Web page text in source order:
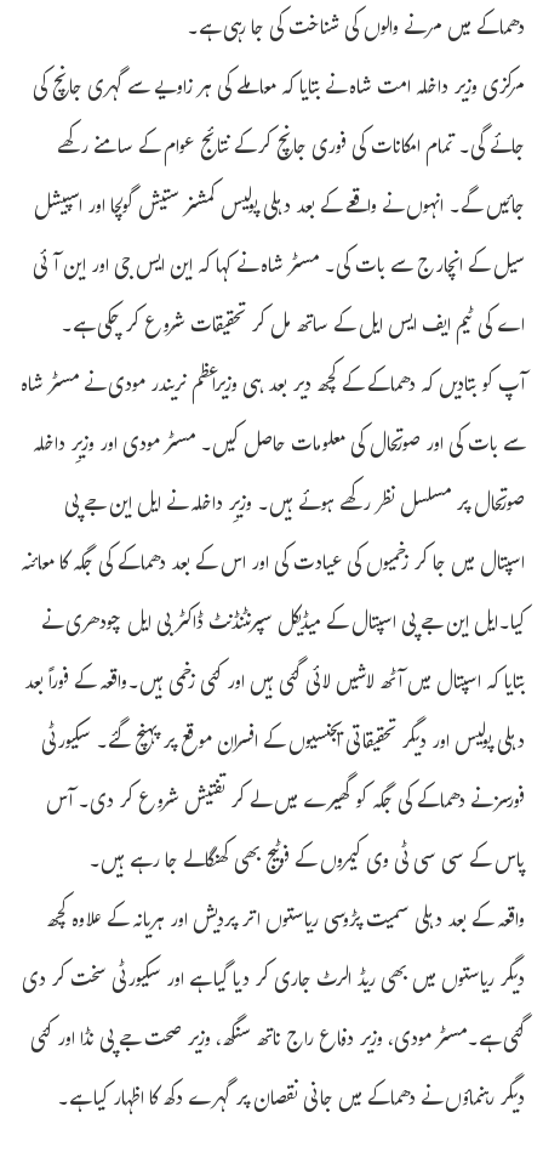
دھماکے میں مرنے والوں کی شناخت کی جا رہی ہے۔
مرکزی وزیر داخلہ امت شاہ نے بتایا کہ معاملے کی ہر زاویے سے گہری جانچ کی
جائے گی۔ تمام امکانات کی فوری جانچ کرکے نتائج عوام کے سامنے رکھے
جائیں گے۔ انہوں نے واقعے کے بعد دہلی پولیس کمشنر ستیش گولچا اور اسپیشل
سیل کے انچارج سے بات کی۔ مسٹر شاہ نے کہا کہ این ایس جی اور این آئی
اے کی ٹیم ایف ایس ایل کے ساتھ مل کر تحقیقات شروع کر چکی ہے۔
آپ کو بتادیں کہ دھماکے کے کچھ دیر بعد ہی وزیراعظم نریندر مودی نے مسٹر شاہ
سے بات کی اور صورتحال کی معلومات حاصل کیں۔ مسٹر مودی اور وزیرِ داخلہ
صورتحال پر مسلسل نظر رکھے ہوئے ہیں۔ وزیرِ داخلہ نے ایل این جے پی
اسپتال میں جا کر زخمیوں کی عیادت کی اور اس کے بعد دھماکے کی جگہ کا معائنہ
کیا۔ایل این جے پی اسپتال کے میڈیکل سپرنٹنڈنٹ ڈاکٹر بی ایل چودھری نے
بتایا کہ اسپتال میں آٹھ لاشیں لائی گئی ہیں اور کئی زخمی ہیں۔واقعہ کے فوراً بعد
دہلی پولیس اور دیگر تحقیقاتی ایجنسیوں کے افسران موقع پر پہنچ گئے۔ سکیورٹی
فورسز نے دھماکے کی جگہ کو گھیرے میں لے کر تفتیش شروع کر دی۔ آس
پاس کے سی سی ٹی وی کیمروں کے فوٹیج بھی کھنگالے جا رہے ہیں۔
واقعہ کے بعد دہلی سمیت پڑوسی ریاستوں اتر پردیش اور ہریانہ کے علاوہ کچھ
دیگر ریاستوں میں بھی ریڈ الرٹ جاری کر دیا گیا ہے اور سکیورٹی سخت کر دی
گئی ہے۔مسٹر مودی، وزیر دفاع راج ناتھ سنگھ، وزیر صحت جے پی نڈا اور کئی
دیگر رہنماؤں نے دھماکے میں جانی نقصان پر گہرے دکھ کا اظہار کیا ہے۔